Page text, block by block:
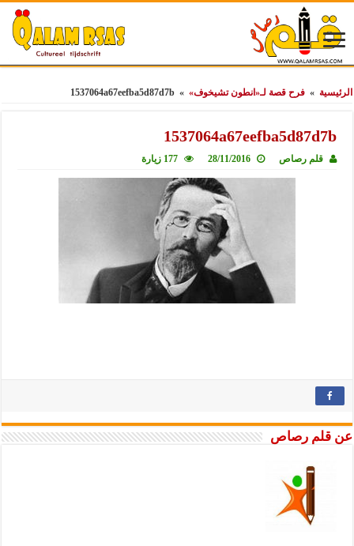
الرئيسية » فرح قصة لـ«انطون تشيخوف» »
1537064a67eefba5d87d7b
1537064a67eefba5d87d7b
قلم رصاص 28/11/2016 177 زيارة
عن قلم رصاص